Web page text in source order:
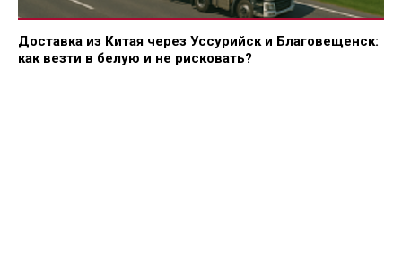
Доставка из Китая через Уссурийск и Благовещенск:
как везти в белую и не рисковать?